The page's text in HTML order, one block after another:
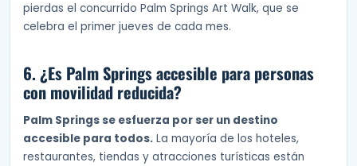
pierdas el concurrido Palm Springs Art Walk, que se
celebra el primer jueves de cada mes.
6. ¿Es Palm Springs accesible para personas
con movilidad reducida?
Palm Springs se esfuerza por ser un destino
accesible para todos. La mayoría de los hoteles,
restaurantes, tiendas y atracciones turísticas están